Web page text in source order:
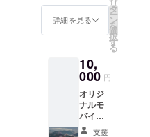
その
後、11
月下旬
より順
を予定
してい
ます。
ら
http://i
mg.gg/
Hm9W8
ターン
のオリ
ジナル
グッズ
はリ
ターン
終了後
グ記事をご覧頂
き最終調整を行
詳細を見る
リ
タ
ー
ン
を
選
択
す
る
10,
000 円
オリジ
ナルモ
バイル
(10,000
支援